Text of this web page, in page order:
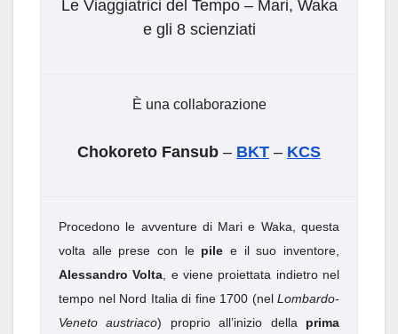
Le Viaggiatrici del Tempo – Mari, Waka
e gli 8 scienziati
È una collaborazione
Chokoreto Fansub – BKT – KCS
Procedono le avventure di Mari e Waka, questa
volta alle prese con le pile e il suo inventore,
Alessandro Volta, e viene proiettata indietro nel
tempo nel Nord Italia di fine 1700 (nel Lombardo-
Veneto austriaco) proprio all’inizio della prima